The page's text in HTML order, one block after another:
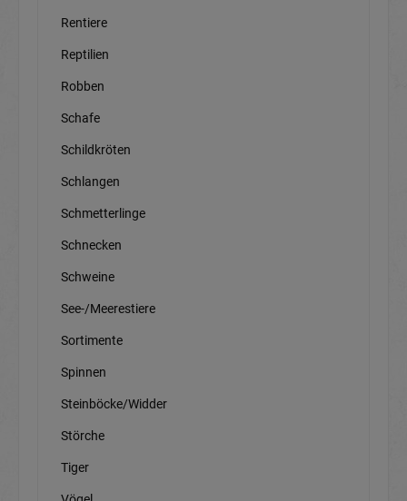
Rentiere
Reptilien
Robben
Schafe
Schildkröten
Schlangen
Schmetterlinge
Schnecken
Schweine
See-/Meerestiere
Sortimente
Spinnen
Steinböcke/Widder
Störche
Tiger